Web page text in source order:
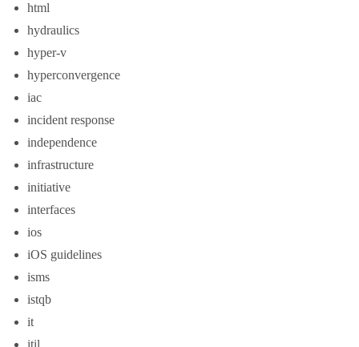
html
hydraulics
hyper-v
hyperconvergence
iac
incident response
independence
infrastructure
initiative
interfaces
ios
iOS guidelines
isms
istqb
it
itil